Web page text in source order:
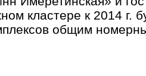
кластере к 2014 г.
общим